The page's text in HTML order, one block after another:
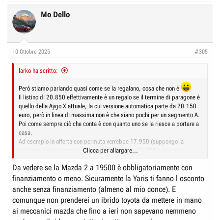
c
t
i
s
Mo Dello
10 Ottobre 2025 #305
larko ha scritto:
Però stiamo parlando quasi come se la regalano, cosa che non è
Il listino di 20.850 effettivamente è un regalo se il termine di paragone è
quello della Aygo X attuale, la cui versione automatica parte da 20.150
euro, però in linea di massima non è che siano pochi per un segmento A.
Poi come sempre ciò che conta è con quanto uno se la riesce a portare a
casa.
Ad esempio in offerta con permuta verrebbe 17.950 (suppongo la
verisione base) mentre la Mazda 2 ibrida viene 19.500 e spesso a
in più ce li metterei volentieri...
Dal punto di vista economico il problema del segmento A è proprio il
fatto che c'è poca differenza di prezzo col B e quindi molti decidono di
comprare quest'ultimo.
Guardando le prime recensioni penso che il punto più interessante di
questa auto sia la scelta dell'ibrido con discreta potenza, 115cv per
Clicca per allargare...
Da vedere se la Mazda 2 a 19500 è obbligatoriamente con
finanziamento o meno. Sicuramente la Yaris ti fanno l osconto
anche senza finanziamento (almeno al mio conce). E
comunque non prenderei un ibrido toyota da mettere in mano
ai meccanici mazda che fino a ieri non sapevano nemmeno